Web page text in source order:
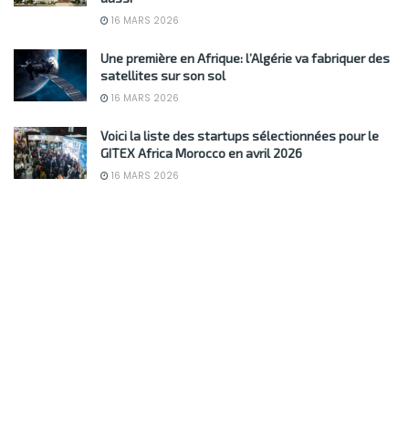
16 MARS 2026
Une première en Afrique: l’Algérie va fabriquer des
satellites sur son sol
16 MARS 2026
Voici la liste des startups sélectionnées pour le
GITEX Africa Morocco en avril 2026
16 MARS 2026